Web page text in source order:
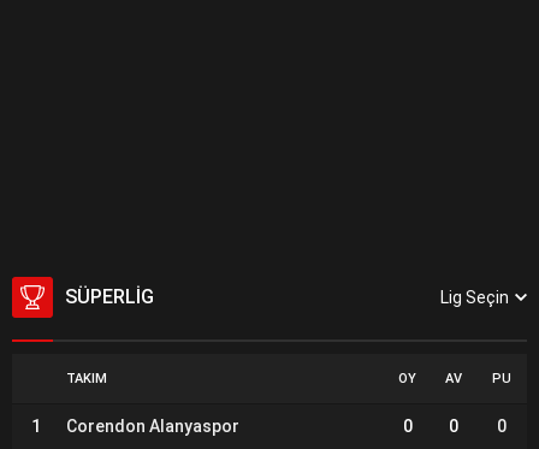
SÜPERLIG Lig Seçin
TAKIM OY AV PU
1 Corendon Alanyaspor 0 0 0